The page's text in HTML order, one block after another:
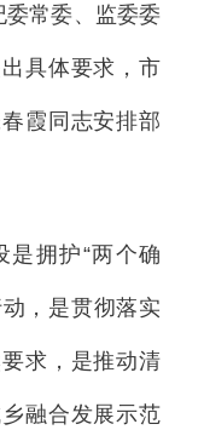
委常委、监委委
具体要求，市
霞同志安排部
拥护“两个确
，是贯彻落实
求，是推动清
融合发展示范